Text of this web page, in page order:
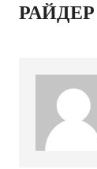
РАЙДЕР